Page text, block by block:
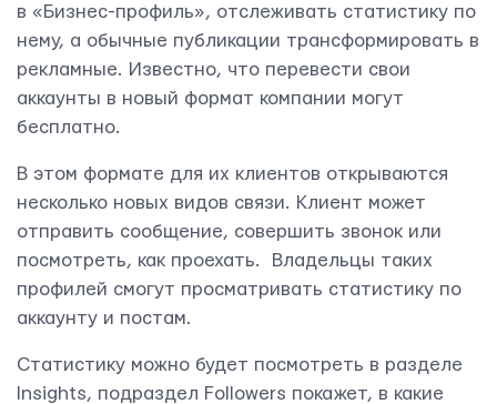
в «Бизнес-профиль», отслеживать статистику по
нему, а обычные публикации трансформировать в
рекламные. Известно, что перевести свои
аккаунты в новый формат компании могут
бесплатно.
В этом формате для их клиентов открываются
несколько новых видов связи. Клиент может
отправить сообщение, совершить звонок или
посмотреть, как проехать. Владельцы таких
профилей смогут просматривать статистику по
аккаунту и постам.
Статистику можно будет посмотреть в разделе
Insights, подраздел Followers покажет, в какие